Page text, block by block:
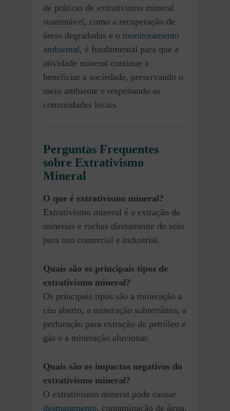
de práticas de extrativismo mineral
sustentável, como a recuperação de
áreas degradadas e o monitoramento
ambiental, é fundamental para que a
atividade mineral continue a
beneficiar a sociedade, preservando o
meio ambiente e respeitando as
comunidades locais.
Perguntas Frequentes
sobre Extrativismo
Mineral
O que é extrativismo mineral?
Extrativismo mineral é a extração de
minerais e rochas diretamente do solo
para uso comercial e industrial.
Quais são os principais tipos de
extrativismo mineral?
Os principais tipos são a mineração a
céu aberto, a mineração subterrânea, a
perfuração para extração de petróleo e
gás e a mineração aluvionar.
Quais são os impactos negativos do
extrativismo mineral?
O extrativismo mineral pode causar
desmatamento, contaminação de água,